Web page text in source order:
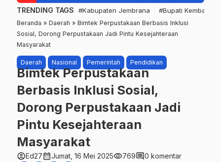
TRENDING TAGS #Kabupaten Jembrana #Bupati Kembang
Beranda » Daerah » Bimtek Perpustakaan Berbasis Inklusi
Sosial, Dorong Perpustakaan Jadi Pintu Kesejahteraan
Masyarakat
Daerah Nasional Pemerintah Pendidikan
Bimtek Perpustakaan
Berbasis Inklusi Sosial,
Dorong Perpustakaan Jadi
Pintu Kesejahteraan
Masyarakat
account_circleEd27calendar_monthJumat, 16 Mei 2025visibility769comment0 komentar